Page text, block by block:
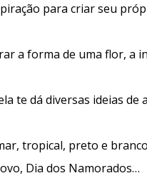
para criar seu
a forma de uma flor, a
te dá diversas ideias
tropical, preto e
Dia dos Namorados…